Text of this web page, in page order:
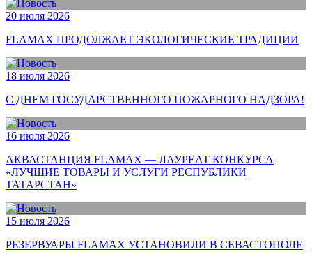
20 июля 2026
FLAMAX ПРОДОЛЖАЕТ ЭКОЛОГИЧЕСКИЕ ТРАДИЦИИ
18 июля 2026
С ДНЕМ ГОСУДАРСТВЕННОГО ПОЖАРНОГО НАДЗОРА!
16 июля 2026
АКВАСТАНЦИЯ FLAMAX — ЛАУРЕАТ КОНКУРСА
«ЛУЧШИЕ ТОВАРЫ И УСЛУГИ РЕСПУБЛИКИ
ТАТАРСТАН»
15 июля 2026
РЕЗЕРВУАРЫ FLAMAX УСТАНОВИЛИ В СЕВАСТОПОЛЕ